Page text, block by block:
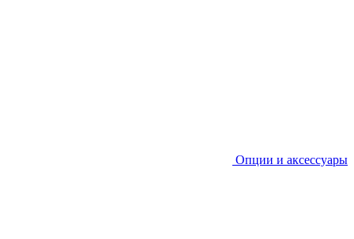
Опции и аксессуары